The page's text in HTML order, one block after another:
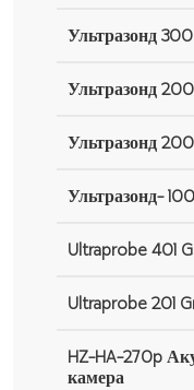
Ультразонд
Ультразонд
Ультразонд
Ультразонд- 100
Ultraprobe 401
Ultraprobe 201
HZ-HA-270p
камера